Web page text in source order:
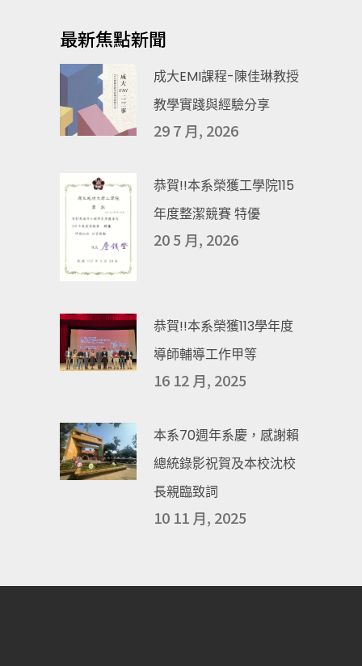
最新焦點新聞
成大EMI課程-陳佳琳教授
教學實踐與經驗分享
29 7 月, 2026
恭賀!!本系榮獲工學院115
年度整潔競賽 特優
20 5 月, 2026
恭賀!!本系榮獲113學年度
導師輔導工作甲等
16 12 月, 2025
本系70週年系慶，感謝賴
總統錄影祝賀及本校沈校
長親臨致詞
10 11 月, 2025